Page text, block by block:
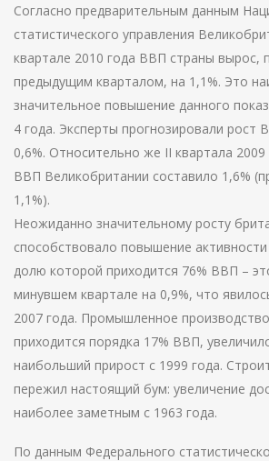
Согласно предварительным данным
статистического управления
квартале 2010 года ВВП страны вырос,
предыдущим кварталом, на 1,1%. Это
значительное повышение данного
4 года. Эксперты прогнозировали рост
0,6%. Относительно же II квартала 2009
ВВП Великобритании составило 1,6%
1,1%).
Неожиданно значительному росту
способствовало повышение активности
долю которой приходится 76% ВВП –
минувшем квартале на 0,9%, что
2007 года. Промышленное
приходится порядка 17% ВВП,
наибольший прирост с 1999 года.
пережил настоящий бум: увеличение
наиболее заметным с 1963 года.
По данным Федерального